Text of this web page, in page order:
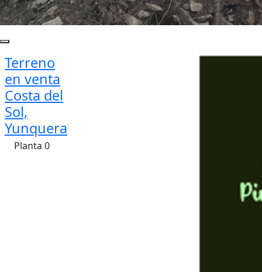
Terreno
en venta
Costa del
Sol,
Yunquera
Planta 0